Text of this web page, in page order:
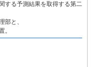
する予測結果を取得する第二
部と、
。